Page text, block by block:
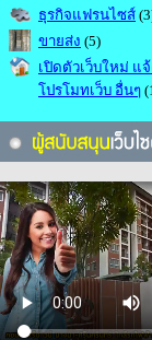
ธุรกิจแฟรนไซส์
ขายส่ง (5)
เปิดตัวเว็บใหม่ แ
โปรโมทเว็บ อื่นๆ